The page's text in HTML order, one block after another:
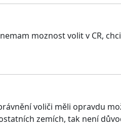
moznost volit v CR,
voliči měli opravdu
zemích, tak není